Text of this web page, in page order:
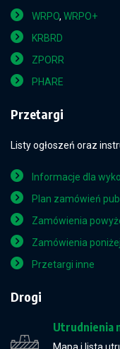
WRPO, WRPO+
KRBRD
ZPORR
PHARE
Przetargi
Listy ogłoszeń oraz
Informacje dla
Plan zamówień
Zamówienia
Zamówienia
Przetargi inne
Drogi
Utrudnienia